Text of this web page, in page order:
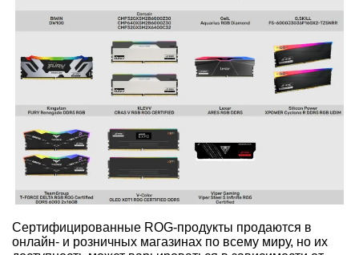
Cертифицированные ROG-продукты продаются в
онлайн- и розничных магазинах по всему миру, но их